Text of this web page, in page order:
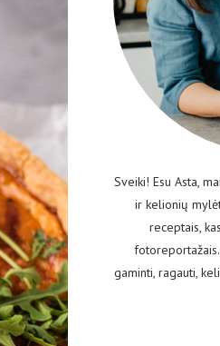
Sveiki! Esu Asta,
ir kelionių
receptais,
gaminti, ragauti,